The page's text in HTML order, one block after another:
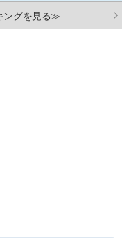
ングを見る≫